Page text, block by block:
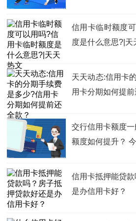
信用卡临时额度
度是什么意思?|天
天天动态:信用卡
用卡分期如何提前
交行信用卡额度
额度如何提升？
信用卡抵押能贷
是办信用卡好？